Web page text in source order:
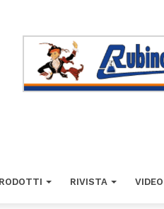
RIVISTA VIDEO